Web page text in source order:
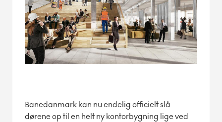
Banedanmark kan nu endelig officielt slå
dørene op til en helt ny kontorbygning lige ved